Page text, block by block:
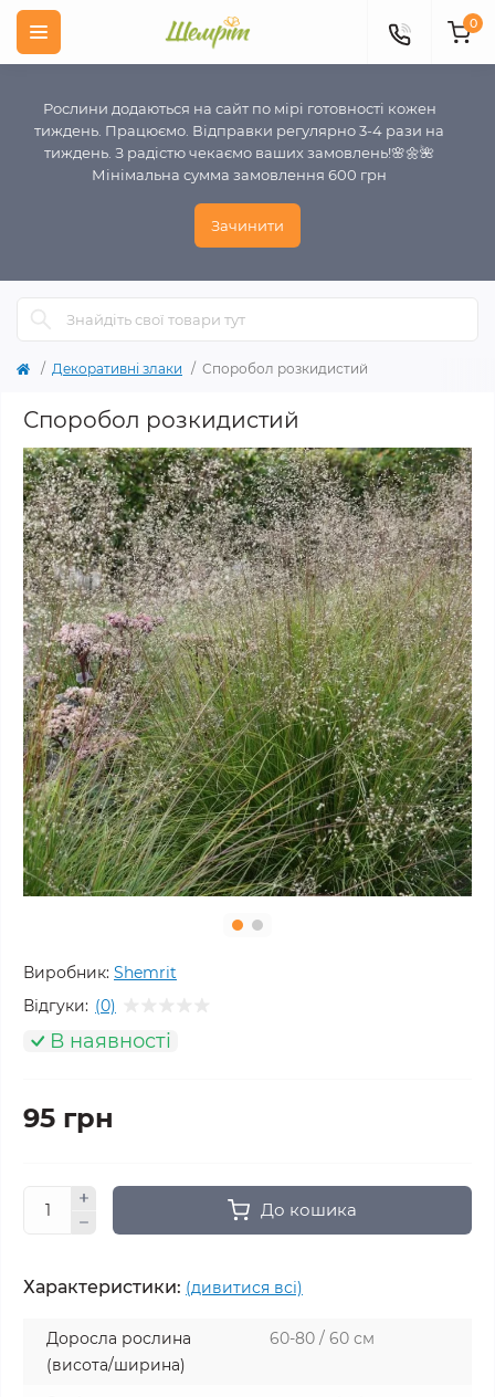
Рослини додаються на сайт по мірі готовності кожен
тиждень. Працюємо. Відправки регулярно 3-4 рази на
тиждень. З радістю чекаємо ваших замовлень!🌸🌼🌺
Мінімальна сумма замовлення 600 грн
Зачинити
0
Декоративні злаки Споробол розкидистий
Споробол розкидистий
Виробник: Shemrit
Відгуки: (0)
В наявності
95 грн
До кошика
Характеристики: (дивитися всі)
Доросла рослина
(висота/ширина)
60-80 / 60 см